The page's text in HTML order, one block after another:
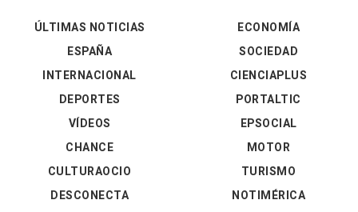
ÚLTIMAS NOTICIAS
ESPAÑA
INTERNACIONAL
DEPORTES
VÍDEOS
ECONOMÍA
SOCIEDAD
CIENCIAPLUS
PORTALTIC
EPSOCIAL
CHANCE
CULTURAOCIO
DESCONECTA
MOTOR
TURISMO
NOTIMÉRICA